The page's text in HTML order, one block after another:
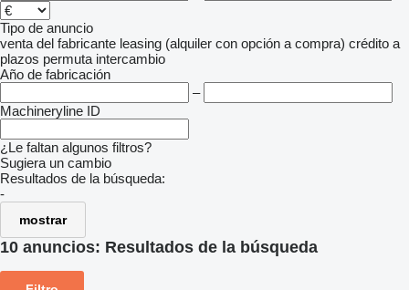
Tipo de anuncio
venta del fabricante leasing (alquiler con opción a compra) crédito a
plazos permuta intercambio
Año de fabricación
–
Machineryline ID
¿Le faltan algunos filtros?
Sugiera un cambio
Resultados de la búsqueda:
-
mostrar
10 anuncios: Resultados de la búsqueda